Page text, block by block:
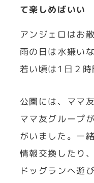
て楽しめばいい
アンジェロはお
雨の日は水嫌い
若い頃は1日２時
公園には、ママ
ママ友グループ
がいました。一
情報交換したり
ドッグランへ遊